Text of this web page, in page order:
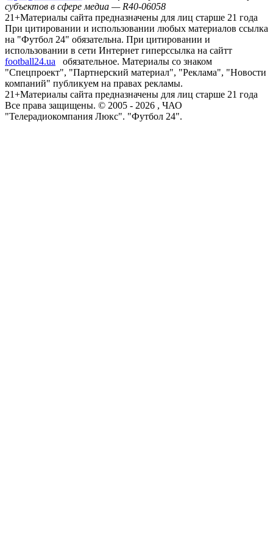
субъектов в сфере медиа — R40-06058
21+Материалы сайта предназначены для лиц старше 21 года
При цитировании и использовании любых материалов ссылка
на "Футбол 24" обязательна. При цитировании и
использовании в сети Интернет гиперссылка на сайтт
football24.ua
обязательное. Материалы со знаком
"Спецпроект", "Партнерский материал", "Реклама", "Новости
компаний" публикуем на правах рекламы.
21+Материалы сайта предназначены для лиц старше 21 года
Все права защищены. © 2005 - 2026 , ЧАО
"Телерадиокомпания Люкс". "Футбол 24".